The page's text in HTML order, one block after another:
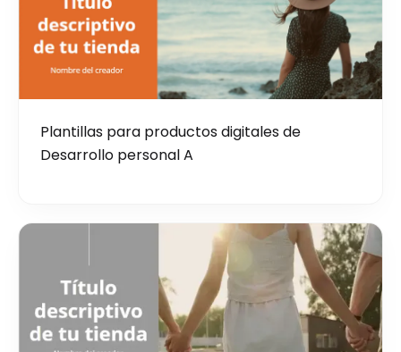
Plantillas para productos digitales de
Desarrollo personal A